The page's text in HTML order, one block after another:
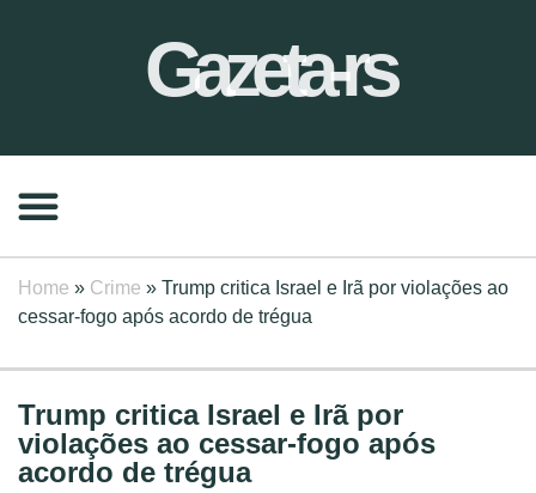
Gazeta-rs
Home » Crime » Trump critica Israel e Irã por violações ao
cessar-fogo após acordo de trégua
Trump critica Israel e Irã por
violações ao cessar-fogo após
acordo de trégua